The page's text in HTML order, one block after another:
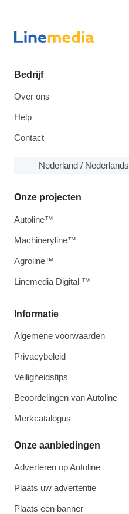
Bedrijf
Over ons
Help
Contact
Nederland / Nederlands
Informatie
Algemene voorwaarden
Privacybeleid
Veiligheidstips
Beoordelingen van Autoline
Merkcatalogus
Onze aanbiedingen
Adverteren op Autoline
Plaats uw advertentie
Plaats een banner
Onze projecten
Autoline™
Machineryline™
Agroline™
Linemedia Digital ™